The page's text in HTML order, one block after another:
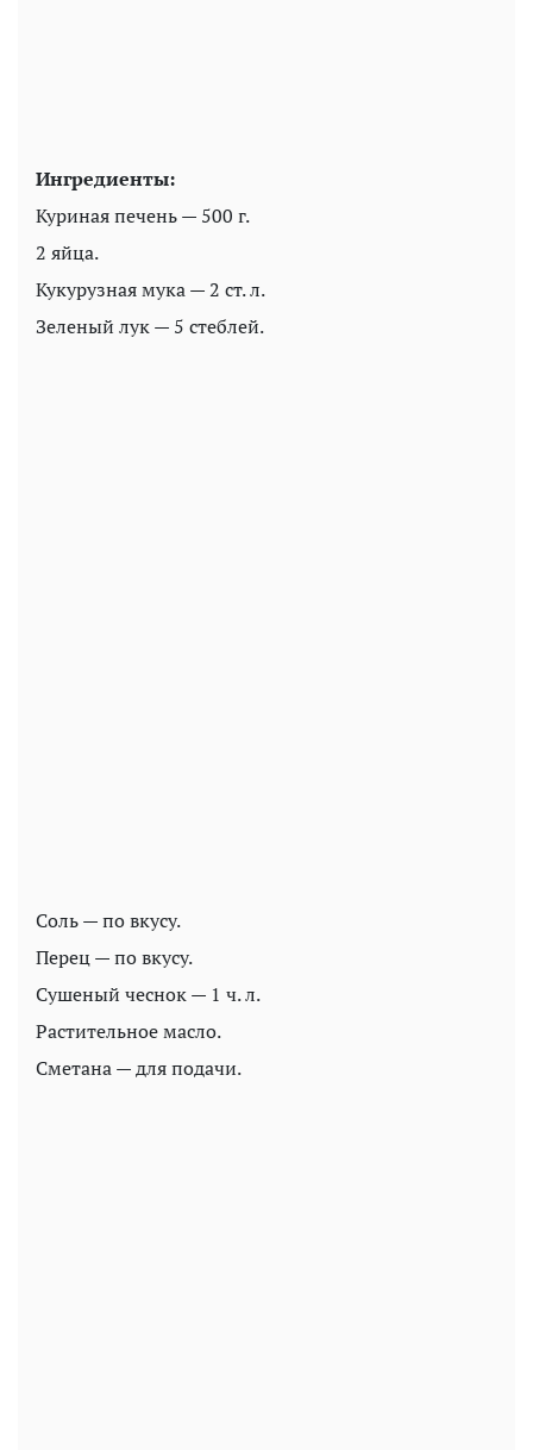
Ингредиенты:
Куриная печень — 500 г.
2 яйца.
Кукурузная мука — 2 ст. л.
Зеленый лук — 5 стеблей.
Соль — по вкусу.
Перец — по вкусу.
Сушеный чеснок — 1 ч. л.
Растительное масло.
Сметана — для подачи.